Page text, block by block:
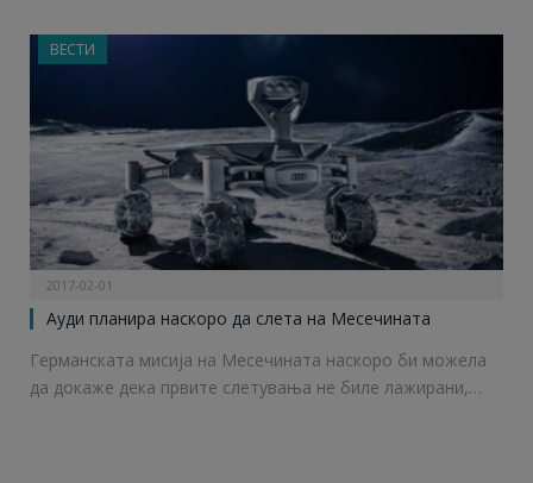
ВЕСТИ
2017-02-01
Ауди планира наскоро да слета на Месечината
Германската мисија на Месечината наскоро би можела
да докаже дека првите слетувања не биле лажирани,…